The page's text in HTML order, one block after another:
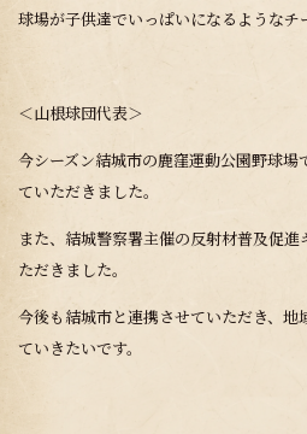
球場が子供達でいっぱいになるようなチ
＜山根球団代表＞
今シーズン結城市の鹿窪運動公園野球
ていただきました。
また、結城警察署主催の反射材普及促
ただきました。
今後も結城市と連携させていただき、
ていきたいです。